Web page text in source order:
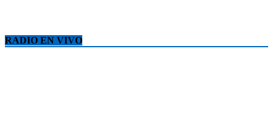
RADIO EN VIVO